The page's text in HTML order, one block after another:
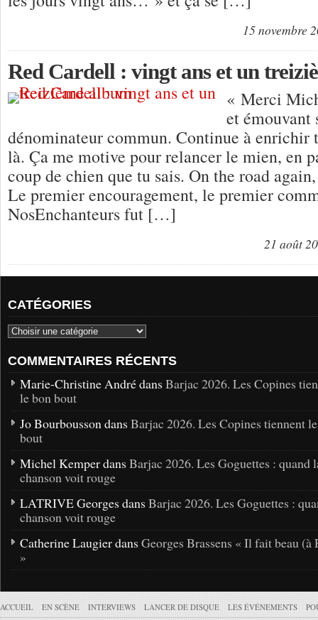
15 novembre
Red Cardell : vingt ans et un
« Merci
et émouvant
dénominateur commun. Continue à enrichir
là. Ça me motive pour relancer le mien, en
coup de chien que tu sais. On the road
Le premier encouragement, le premier
NosEnchanteurs fut […]
21 août
CATÉGORIES
COMMENTAIRES RÉCENTS
Marie-Christine André dans Barjac 2026. Les Copines
le bon bout
Jo Bourbousson dans Barjac 2026. Les Copines tiennent
bout
Michel Kemper dans Barjac 2026. Les Goguettes : quand
chanson voit rouge
LATRIVE Georges dans Barjac 2026. Les Goguettes :
chanson voit rouge
Catherine Laugier dans Georges Brassens « Il fait beau (à
»
ACCUEIL EN SCÈNE INTERVIEWS LANCER DE DISQUE LES ÉVÉNEMENTS